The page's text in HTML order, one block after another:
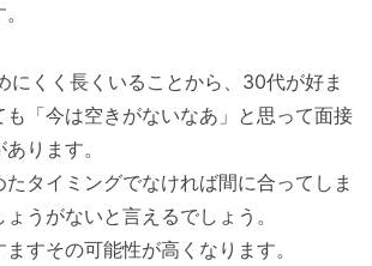
にくく長くいることから、30代が好ま
も「今は空きがないなあ」と思って面接
ります。
タイミングでなければ間に合ってしま
うがないと言えるでしょう。
すその可能性が高くなります。